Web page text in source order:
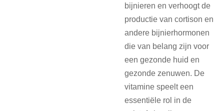
bijnieren en verhoogt de
productie van cortison en
andere bijnierhormonen
die van belang zijn voor
een gezonde huid en
gezonde zenuwen. De
vitamine speelt een
essentiële rol in de